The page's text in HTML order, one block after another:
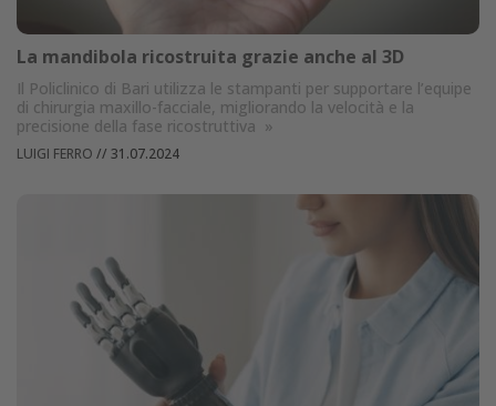
La mandibola ricostruita grazie anche al 3D
Il Policlinico di Bari utilizza le stampanti per supportare l’equipe
di chirurgia maxillo-facciale, migliorando la velocità e la
precisione della fase ricostruttiva »
LUIGI FERRO // 31.07.2024